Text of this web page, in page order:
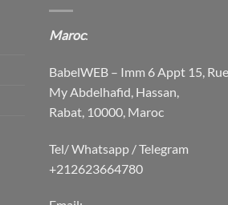
Maroc:
BabelWEB – Imm 6 Appt 15, Rue
My Abdelhafid, Hassan,
Rabat, 10000, Maroc
Tel/ Whatsapp / Telegram
+212623664780